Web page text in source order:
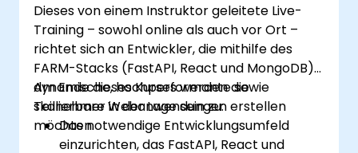
Visualisierungsbibliotheken darzustellen.
Ihren Code zur Datenanalyse zu
debuggen und zu optimieren.
Dieses von einem Instruktor geleitete Live-
Training – sowohl online als auch vor Ort –
richtet sich an Entwickler, die mithilfe des
FARM-Stacks (FastAPI, React und MongoDB)
dynamische, hochperformante sowie
skalierbare Webanwendungen erstellen
möchten.
Am Ende dieses Kurses werden die
Teilnehmer in der Lage sein zu:
Das notwendige Entwicklungsumfeld
einzurichten, das FastAPI, React und